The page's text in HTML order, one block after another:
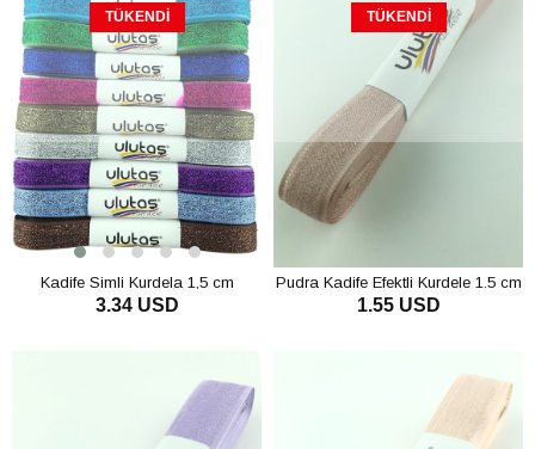
TÜKENDI
Kadife Simli Kurdela 1,5 cm
3.34 USD
TÜKENDI
Pudra Kadife Efektli Kurdele 1.5 cm
1.55 USD